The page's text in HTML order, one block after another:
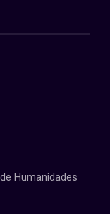
Humanidades